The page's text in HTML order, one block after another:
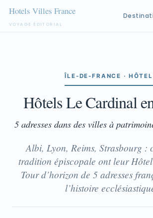
VOYAGE ÉDITORIAL
ÎLE-DE-FRANCE ·
Hôtels Le Cardinal
5 adresses dans des villes à
Albi, Lyon, Reims, Strasbourg :
tradition épiscopale ont leur
Tour d’horizon de 5 adresses
l’histoire